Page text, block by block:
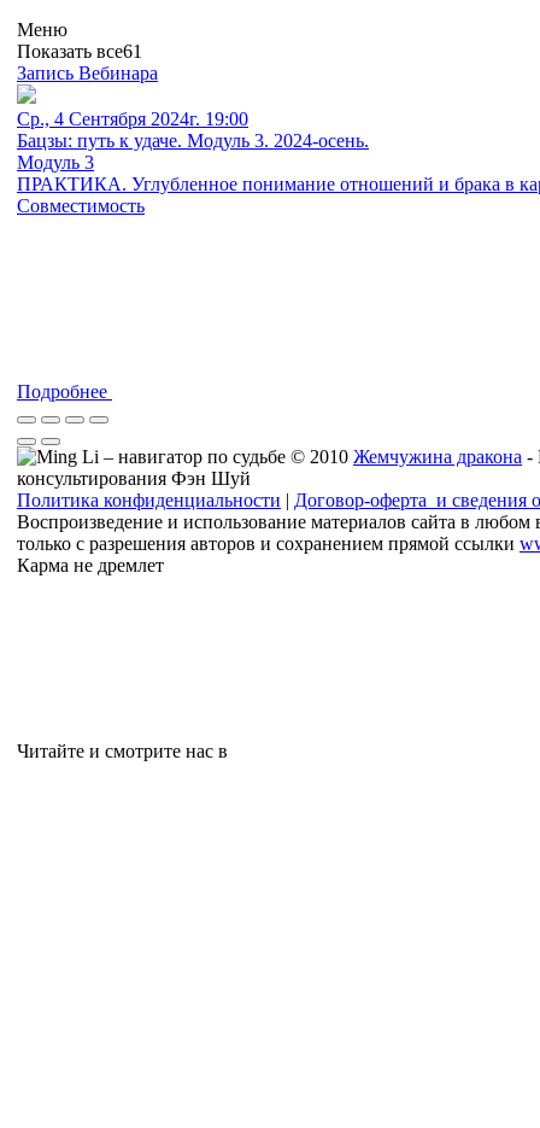
Меню
Показать все61
Запись Вебинара
Ср., 4 Сентября 2024г. 19:00
Бацзы: путь к удаче. Модуль 3. 2024-осень.
Модуль 3
ПРАКТИКА. Углубленное понимание отношений и брака в
Совместимость
Подробнее
© 2010 Жемчужина дракона -
консультирования Фэн Шуй
Политика конфиденциальности | Договор-оферта и сведения
Воспроизведение и использование материалов сайта в любом
только с разрешения авторов и сохранением прямой ссылки
Карма не дремлет
Читайте и смотрите нас в